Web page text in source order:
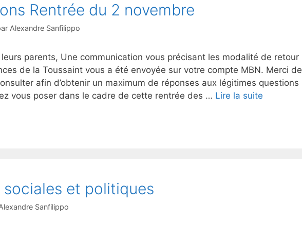
Rentrée du 2 novembre
Alexandre Sanfilippo
parents, Une communication vous précisant les modalité de retour
de la Toussaint vous a été envoyée sur votre compte MBN. Merci de
afin d’obtenir un maximum de réponses aux légitimes questions
vous poser dans le cadre de cette rentrée des … Lire la suite
sociales et politiques
Sanfilippo